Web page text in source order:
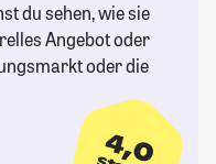
du sehen, wie sie
Angebot oder
oder die
4,0